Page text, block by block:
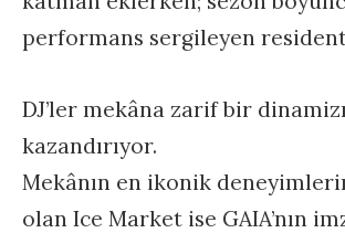
performans sergileyen
DJ’ler mekâna zarif bir
kazandırıyor.
Mekânın en ikonik
olan Ice Market ise GAIA’nın